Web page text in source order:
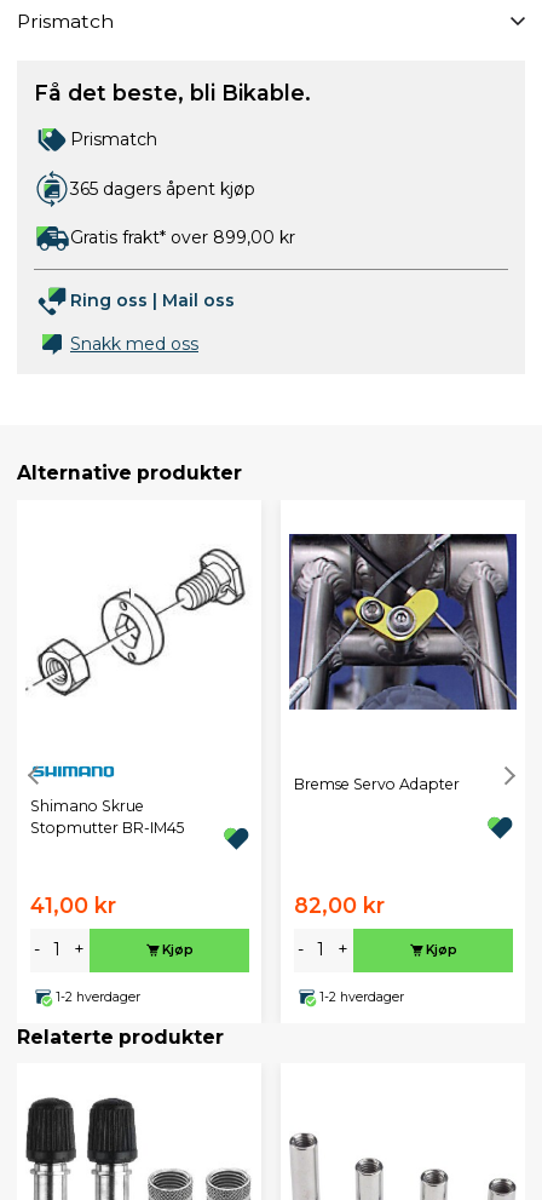
Prismatch
Få det beste, bli Bikable.
Prismatch
365 dagers åpent kjøp
Gratis frakt* over 899,00 kr
Ring oss | Mail oss
Snakk med oss
Alternative produkter
Shimano Skrue
Stopmutter BR-IM45
41,00 kr
- + Kjøp
1-2 hverdager
Bremse Servo Adapter
82,00 kr
- + Kjøp
1-2 hverdager
Relaterte produkter